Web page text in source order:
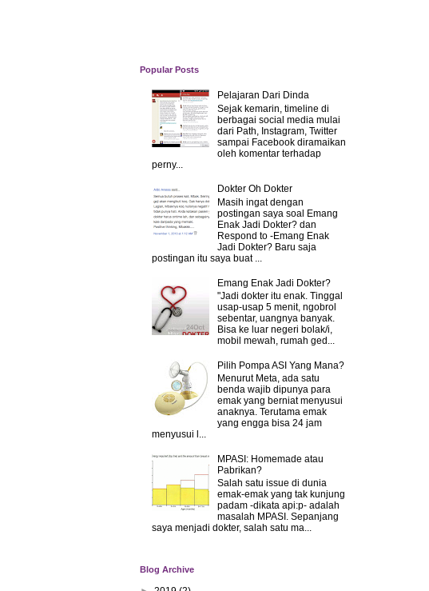
Popular Posts
Pelajaran Dari Dinda
Sejak kemarin, timeline di
berbagai social media mulai
dari Path, Instagram, Twitter
sampai Facebook diramaikan
oleh komentar terhadap
perny...
Dokter Oh Dokter
Masih ingat dengan
postingan saya soal Emang
Enak Jadi Dokter? dan
Respond to -Emang Enak
Jadi Dokter? Baru saja
postingan itu saya buat ...
Emang Enak Jadi Dokter?
"Jadi dokter itu enak. Tinggal
usap-usap 5 menit, ngobrol
sebentar, uangnya banyak.
Bisa ke luar negeri bolak/i,
mobil mewah, rumah ged...
Pilih Pompa ASI Yang Mana?
Menurut Meta, ada satu
benda wajib dipunya para
emak yang berniat menyusui
anaknya. Terutama emak
yang engga bisa 24 jam
menyusui l...
MPASI: Homemade atau
Pabrikan?
Salah satu issue di dunia
emak-emak yang tak kunjung
padam -dikata api:p- adalah
masalah MPASI. Sepanjang
saya menjadi dokter, salah satu ma...
Blog Archive